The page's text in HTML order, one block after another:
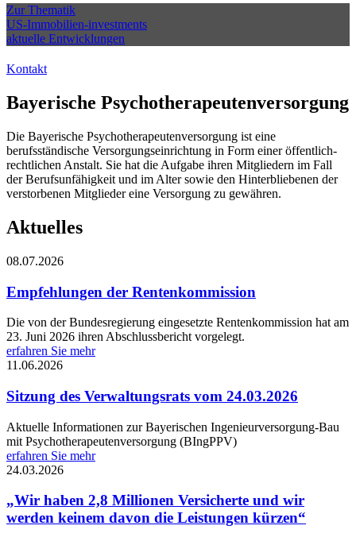
Zur Thematik
US-Immobilien-investments
aktuelle Entwicklungen
Kontakt
Bayerische Psychotherapeutenversorgung
Die Bayerische Psychotherapeutenversorgung ist eine
berufsständische Versorgungseinrichtung in Form einer öffentlich-
rechtlichen Anstalt. Sie hat die Aufgabe ihren Mitgliedern im Fall
der Berufsunfähigkeit und im Alter sowie den Hinterbliebenen der
verstorbenen Mitglieder eine Versorgung zu gewähren.
Aktuelles
08.07.2026
Empfehlungen der Rentenkommission
Die von der Bundesregierung eingesetzte Rentenkommission hat am
23. Juni 2026 ihren Abschlussbericht vorgelegt.
erfahren Sie mehr
11.06.2026
Sitzung des Verwaltungsrats vom 24.03.2026
Aktuelle Informationen zur Bayerischen Ingenieurversorgung-Bau
mit Psychotherapeutenversorgung (BIngPPV)
erfahren Sie mehr
24.03.2026
„Wir haben 2,8 Millionen Versicherte und wir
werden keinem davon die Leistungen kürzen“